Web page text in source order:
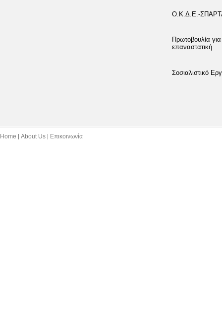
Ο.Κ.Δ.Ε.-
Πρωτοβουλία
επαναστατική
Σοσιαλιστικό
Home About Us Επικοινωνία